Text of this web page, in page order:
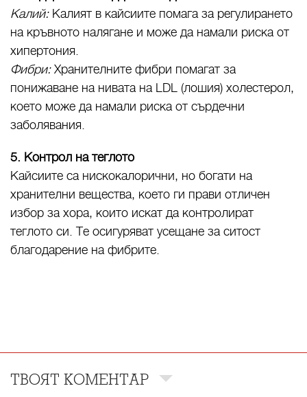
Калий:Калият в кайсиите помага за регулирането
на кръвното налягане и може да намали риска от
хипертония.
Фибри:Хранителните фибри помагат за
понижаване на нивата на LDL (лошия) холестерол,
което може да намали риска от сърдечни
заболявания.
5. Контрол на теглото
Кайсиите са нискокалорични, но богати на
хранителни вещества, което ги прави отличен
избор за хора, които искат да контролират
теглото си. Те осигуряват усещане за ситост
благодарение на фибрите.
ТВОЯТ КОМЕНТАР